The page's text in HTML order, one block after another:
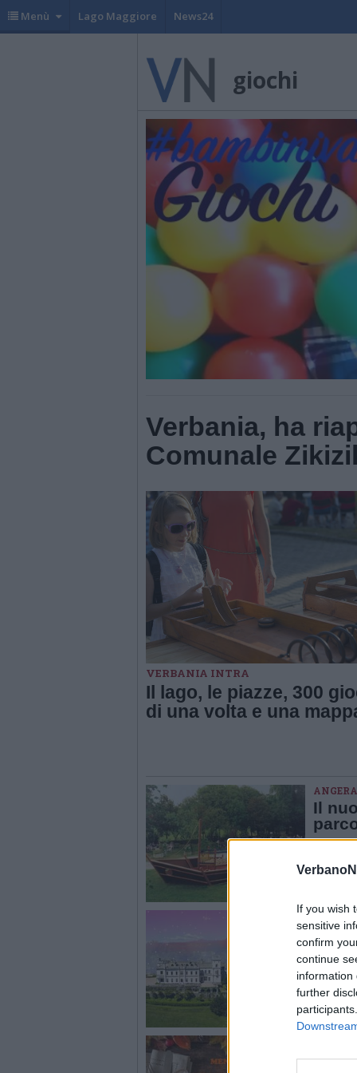
If you wish
sensitive
confirm
continue
information
further
Menù Lago Maggiore News24
giochi
Verbania, ha
Comunale
VERBANIA INTRA
Il lago, le piazze, 300
di una volta e una
ANGERA
Il
Lavori
Il
Nei
famiglie